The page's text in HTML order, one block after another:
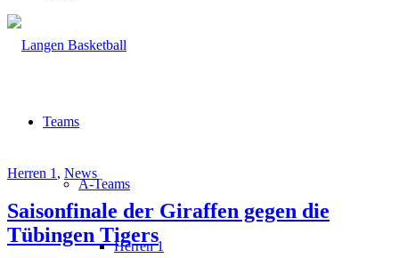
Teams
A-Teams
Herren 1
Herren 1 , News
Saisonfinale der Giraffen gegen die
Tübingen Tigers